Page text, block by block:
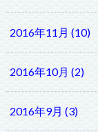
2016年11月 (10)
2016年10月 (2)
2016年9月 (3)